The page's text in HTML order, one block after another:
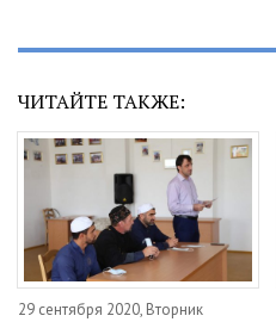
ЧИТАЙТЕ ТАКЖЕ:
29 сентября 2020, Вторник